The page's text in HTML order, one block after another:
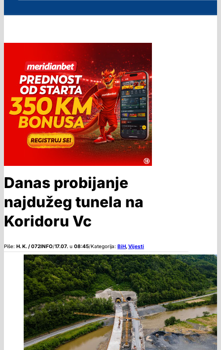
Danas probijanje
najdužeg tunela na
Koridoru Vc
Piše: H. K. / 072INFO/17.07. u 08:45/Kategorija: BiH,Vijesti